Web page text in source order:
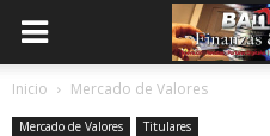
Inicio Mercado de Valores
Mercado de Valores Titulares